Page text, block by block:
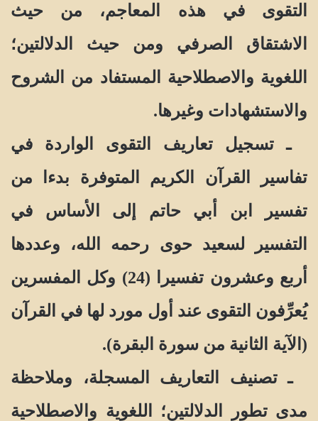
التقوى في هذه المعاجم، من حيث
الاشتقاق الصرفي ومن حيث الدلالتين؛
اللغوية والاصطلاحية المستفاد من الشروح
والاستشهادات وغيرها.
ـ تسجيل تعاريف التقوى الواردة في
تفاسير القرآن الكريم المتوفرة بدءا من
تفسير ابن أبي حاتم إلى الأساس في
التفسير لسعيد حوى رحمه الله، وعددها
أربع وعشرون تفسيرا (24) وكل المفسرين
يُعرِّفون التقوى عند أول مورد لها في القرآن
(الآية الثانية من سورة البقرة).
ـ تصنيف التعاريف المسجلة، وملاحظة
مدى تطور الدلالتين؛ اللغوية والاصطلاحية